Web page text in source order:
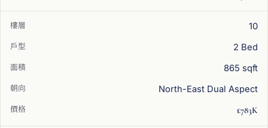
10
2 Bed
865 sqft
North-East Dual Aspect
£783K